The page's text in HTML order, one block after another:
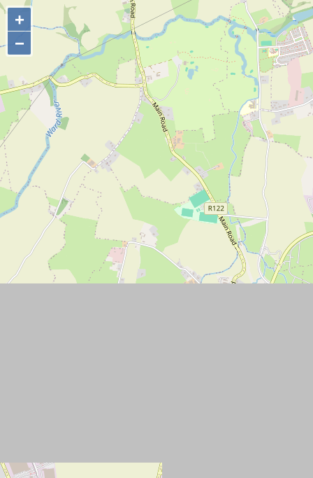
+
−
+
−